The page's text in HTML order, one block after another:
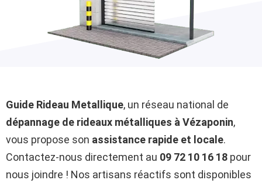
Guide Rideau Metallique, un réseau national de
dépannage de rideaux métalliques à Vézaponin,
vous propose son assistance rapide et locale.
Contactez-nous directement au 09 72 10 16 18 pour
nous joindre ! Nos artisans réactifs sont disponibles